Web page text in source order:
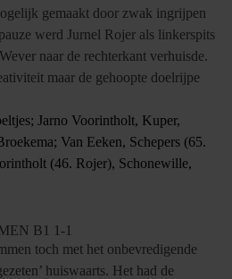
gemaakt door zwak ingrijpen
werd Jurnel Rojer als linkerspits
naar de rechterkant verhuisde.
maar de gehoopte doelrijpe
Jarno Voorintholt, Kuper,
Van Eeken, Schepers (65.
(46. Rojer), Schonewille,
B1 1-1
toch met het onbevredigende
huiswaarts. Het had de